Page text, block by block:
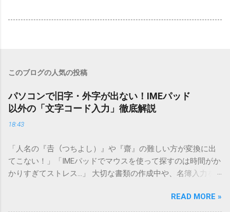
このブログの人気の投稿
パソコンで旧字・外字が出ない！IMEパッド
以外の「文字コード入力」徹底解説
18:43
「人名の『𠮷（つちよし）』や『齋』の難しい方が変換に出
てこない！」「IMEパッドでマウスを使って探すのは時間がか
かりすぎてストレス…」 大切な書類の作成中や、名簿入力を
てしまいますよね。多くの人が「IMEパッド（手書き入力）」
READ MORE »